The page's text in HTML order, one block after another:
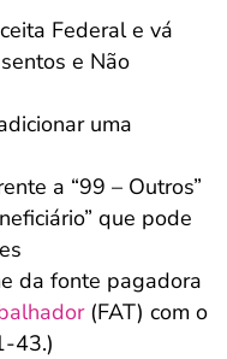
Federal e vá
e Não
uma
a “99 – Outros”
que pode
da fonte pagadora
(FAT) com o
43.)